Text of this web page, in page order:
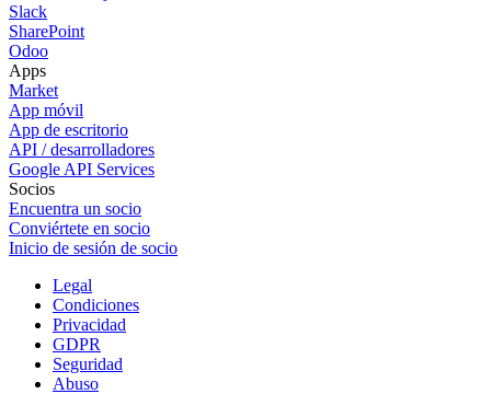
Slack
SharePoint
Odoo
Apps
Market
App móvil
App de escritorio
API / desarrolladores
Google API Services
Socios
Encuentra un socio
Conviértete en socio
Inicio de sesión de socio
Legal
Condiciones
Privacidad
GDPR
Seguridad
Abuso